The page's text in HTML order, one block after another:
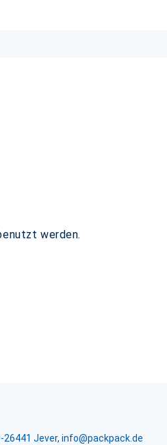
werden.
26441 Jever, info@packpack.de